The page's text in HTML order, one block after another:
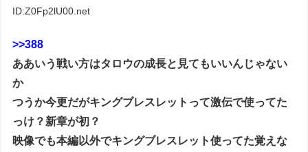
ID:Z0Fp2lU00.net
>>388
ああいう戦い方はタロウの成長と見てもいいんじゃない
か
つうか今更だがキングブレスレットって激伝で使ってた
っけ？新章が初？
映像でも本編以外でキングブレスレット使ってた覚えな